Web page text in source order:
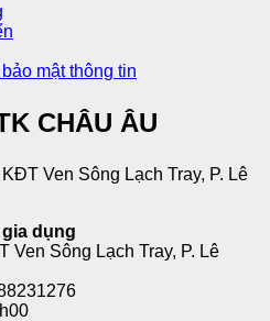
mật thông tin
CHÂU ÂU
Ven Sông Lạch Tray, P. Lê
dụng
Sông Lạch Tray, P. Lê